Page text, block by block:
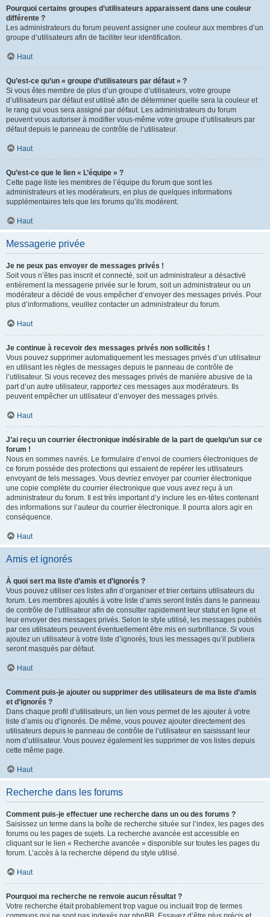
Pourquoi certains groupes d’utilisateurs apparaissent dans une couleur
différente ?
Les administrateurs du forum peuvent assigner une couleur aux membres d’un
groupe d’utilisateurs afin de faciliter leur identification.
Haut
Qu’est-ce qu’un « groupe d’utilisateurs par défaut » ?
Si vous êtes membre de plus d’un groupe d’utilisateurs, votre groupe
d’utilisateurs par défaut est utilisé afin de déterminer quelle sera la couleur et
le rang qui vous sera assigné par défaut. Les administrateurs du forum
peuvent vous autoriser à modifier vous-même votre groupe d’utilisateurs par
défaut depuis le panneau de contrôle de l’utilisateur.
Haut
Qu’est-ce que le lien « L’équipe » ?
Cette page liste les membres de l’équipe du forum que sont les
administrateurs et les modérateurs, en plus de quelques informations
supplémentaires tels que les forums qu’ils modèrent.
Haut
Messagerie privée
Je ne peux pas envoyer de messages privés !
Soit vous n’êtes pas inscrit et connecté, soit un administrateur a désactivé
entièrement la messagerie privée sur le forum, soit un administrateur ou un
modérateur a décidé de vous empêcher d’envoyer des messages privés. Pour
plus d’informations, veuillez contacter un administrateur du forum.
Haut
Je continue à recevoir des messages privés non sollicités !
Vous pouvez supprimer automatiquement les messages privés d’un utilisateur
en utilisant les règles de messages depuis le panneau de contrôle de
l’utilisateur. Si vous recevez des messages privés de manière abusive de la
part d’un autre utilisateur, rapportez ces messages aux modérateurs. Ils
peuvent empêcher un utilisateur d’envoyer des messages privés.
Haut
J’ai reçu un courrier électronique indésirable de la part de quelqu’un sur ce
forum !
Nous en sommes navrés. Le formulaire d’envoi de courriers électroniques de
ce forum possède des protections qui essaient de repérer les utilisateurs
envoyant de tels messages. Vous devriez envoyer par courrier électronique
une copie complète du courrier électronique que vous avez reçu à un
administrateur du forum. Il est très important d’y inclure les en-têtes contenant
des informations sur l’auteur du courrier électronique. Il pourra alors agir en
conséquence.
Haut
Amis et ignorés
À quoi sert ma liste d’amis et d’ignorés ?
Vous pouvez utiliser ces listes afin d’organiser et trier certains utilisateurs du
forum. Les membres ajoutés à votre liste d’amis seront listés dans le panneau
de contrôle de l’utilisateur afin de consulter rapidement leur statut en ligne et
leur envoyer des messages privés. Selon le style utilisé, les messages publiés
par ces utilisateurs peuvent éventuellement être mis en surbrillance. Si vous
ajoutez un utilisateur à votre liste d’ignorés, tous les messages qu’il publiera
seront masqués par défaut.
Haut
Comment puis-je ajouter ou supprimer des utilisateurs de ma liste d’amis
et d’ignorés ?
Dans chaque profil d’utilisateurs, un lien vous permet de les ajouter à votre
liste d’amis ou d’ignorés. De même, vous pouvez ajouter directement des
utilisateurs depuis le panneau de contrôle de l’utilisateur en saisissant leur
nom d’utilisateur. Vous pouvez également les supprimer de vos listes depuis
cette même page.
Haut
Recherche dans les forums
Comment puis-je effectuer une recherche dans un ou des forums ?
Saisissez un terme dans la boîte de recherche située sur l’index, les pages des
forums ou les pages de sujets. La recherche avancée est accessible en
cliquant sur le lien « Recherche avancée » disponible sur toutes les pages du
forum. L’accès à la recherche dépend du style utilisé.
Haut
Pourquoi ma recherche ne renvoie aucun résultat ?
Votre recherche était probablement trop vague ou incluait trop de termes